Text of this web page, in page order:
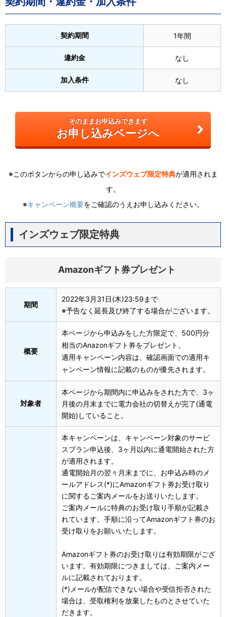
契約期間 1年間
違約金 なし
加入条件 なし
そのままお申込みできます
お申し込みページへ
※このボタンからの申し込みでインズウェブ限定特典が適用されま
す。
※キャンペーン概要をご確認のうえお申し込みください。
インズウェブ限定特典
Amazonギフト券プレゼント
期間
2022年3月31日(木)23:59まで
※予告なく延長及び終了する場合がございます。
概要
本ページから申込みをした方限定で、500円分
相当のAnazonギフト券をプレゼント。
適用キャンペーン内容は、確認画面での適用キ
ャンペーン情報に記載のものが優先されます。
対象者
本ページから期間内に申込みをされた方で、3ヶ
月後の月末までに電力会社の切替えが完了(通電
開始)していること。
本キャンペーンは、キャンペーン対象のサービ
スプラン申込後、3ヶ月以内に通電開始された方
が適用されます。
通電開始月の翌々月末までに、お申込み時のメ
ールアドレス(*)にAmazonギフト券お受け取り
に関するご案内メールをお送りいたします。
ご案内メールに特典のお受け取り手順が記載さ
れています。手順に沿ってAmazonギフト券のお
受け取りをお願いいたします。
Amazonギフト券のお受け取りは有効期限がござ
います。有効期限につきましては、ご案内メー
ルに記載されております。
(*)メールが配信できない場合や受信拒否された
場合は、受取権利を放棄したものとさせていた
だきます。